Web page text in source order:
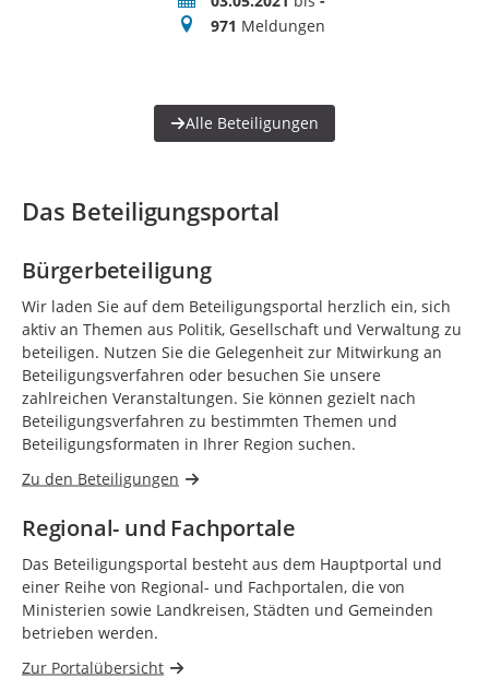
Meldungen
971 Meldungen
Alle Beteiligungen
Das Beteiligungsportal
Bürgerbeteiligung
Wir laden Sie auf dem Beteiligungsportal herzlich ein, sich
aktiv an Themen aus Politik, Gesellschaft und Verwaltung zu
beteiligen. Nutzen Sie die Gelegenheit zur Mitwirkung an
Beteiligungsverfahren oder besuchen Sie unsere
zahlreichen Veranstaltungen. Sie können gezielt nach
Beteiligungsverfahren zu bestimmten Themen und
Beteiligungsformaten in Ihrer Region suchen.
Zu den Beteiligungen
Regional- und Fachportale
Das Beteiligungsportal besteht aus dem Hauptportal und
einer Reihe von Regional- und Fachportalen, die von
Ministerien sowie Landkreisen, Städten und Gemeinden
betrieben werden.
Zur Portalübersicht